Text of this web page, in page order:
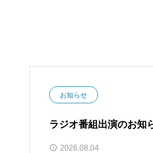
お知らせ
ラジオ番組出演のお知
2026.08.04